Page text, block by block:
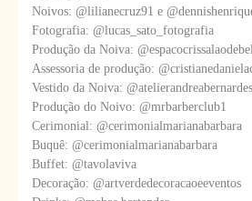
Noivos: @lilianecruz91 e
Fotografia: @lucas_sato_fotografia
Produção da Noiva:
Assessoria de produção:
Vestido da Noiva: @atelierandreabernardes
Produção do Noivo: @mrbarberclub1
Cerimonial: @cerimonialmarianabarbara
Buquê: @cerimonialmarianabarbara
Buffet: @tavolaviva
Decoração: @artverdedecoracaoeeventos